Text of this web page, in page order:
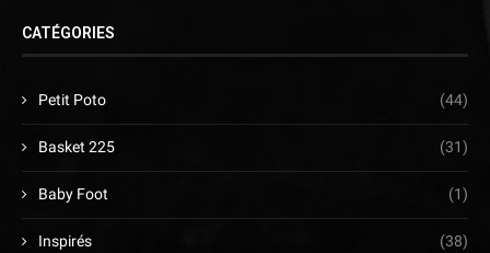
CATÉGORIES
Petit Poto (44)
Basket 225 (31)
Baby Foot (1)
Inspirés (38)